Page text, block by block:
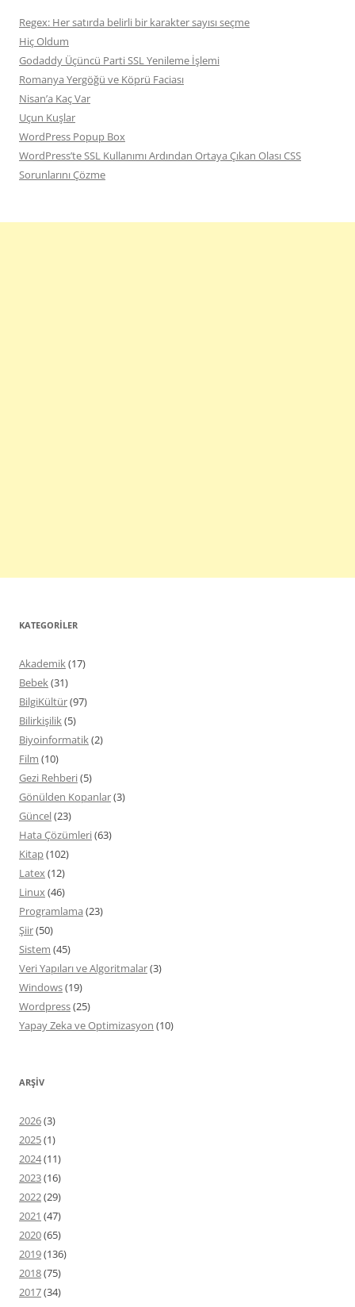
Regex: Her satırda belirli bir karakter sayısı seçme
Hiç Oldum
Godaddy Üçüncü Parti SSL Yenileme İşlemi
Romanya Yergöğü ve Köprü Faciası
Nisan’a Kaç Var
Uçun Kuşlar
WordPress Popup Box
WordPress’te SSL Kullanımı Ardından Ortaya Çıkan Olası CSS
Sorunlarını Çözme
KATEGORILER
Akademik(17)
Bebek(31)
BilgiKültür(97)
Bilirkişilik(5)
Biyoinformatik(2)
Film (10)
Gezi Rehberi(5)
Gönülden Kopanlar(3)
Güncel(23)
Hata Çözümleri(63)
Kitap(102)
Latex(12)
Linux(46)
Programlama (23)
Şiir(50)
Sistem (45)
Veri Yapıları ve Algoritmalar(3)
Windows(19)
Wordpress(25)
Yapay Zeka ve Optimizasyon (10)
ARŞIV
2026(3)
2025(1)
2024(11)
2023(16)
2022(29)
2021 (47)
2020(65)
2019(136)
2018(75)
2017(34)